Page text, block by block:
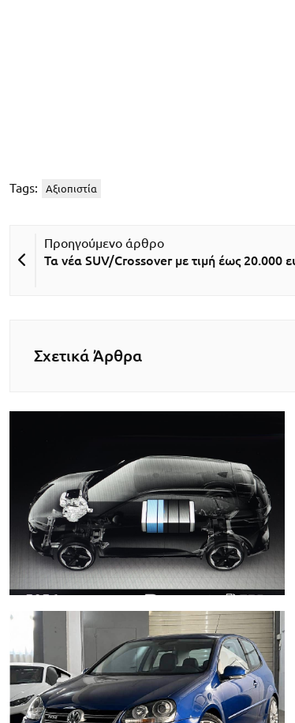
Tags: Αξιοπιστία
Τα νέα SUV/Crossover με τιμή έως 20.000
Σχετικά Άρθρα